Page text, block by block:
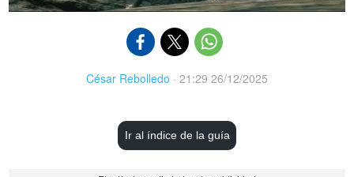
César Rebolledo · 21:29 26/12/2025
Ir al índice de la guía